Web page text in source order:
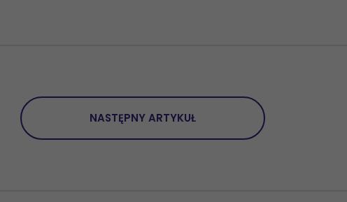
NASTĘPNY ARTYKUŁ